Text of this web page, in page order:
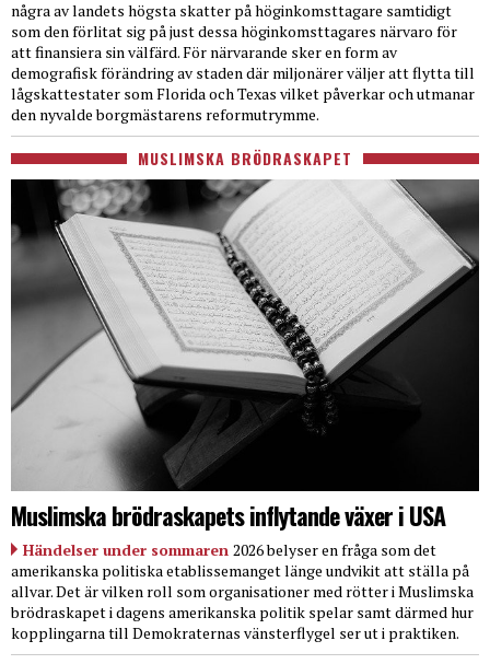
några av landets högsta skatter på höginkomsttagare samtidigt
som den förlitat sig på just dessa höginkomsttagares närvaro för
att finansiera sin välfärd. För närvarande sker en form av
demografisk förändring av staden där miljonärer väljer att flytta till
lågskattestater som Florida och Texas vilket påverkar och utmanar
den nyvalde borgmästarens reformutrymme.
MUSLIMSKA BRÖDRASKAPET
Muslimska brödraskapets inflytande växer i USA
Händelser under sommaren 2026 belyser en fråga som det
amerikanska politiska etablissemanget länge undvikit att ställa på
allvar. Det är vilken roll som organisationer med rötter i Muslimska
brödraskapet i dagens amerikanska politik spelar samt därmed hur
kopplingarna till Demokraternas vänsterflygel ser ut i praktiken.